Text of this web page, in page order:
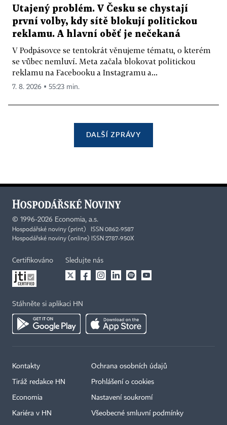
Utajený problém. V Česku se chystají
první volby, kdy sítě blokují politickou
reklamu. A hlavní oběť je nečekaná
V Podpásovce se tentokrát věnujeme tématu, o kterém
se vůbec nemluví. Meta začala blokovat politickou
reklamu na Facebooku a Instagramu a...
7. 8. 2026 ▪ 55:23 min.
DALŠÍ ZPRÁVY
© 1996-2026 Economia, a.s.
Hospodářské noviny (print) ISSN 0862-9587
Hospodářské noviny (online) ISSN 2787-950X
Certifikováno Sledujte nás
Stáhněte si aplikaci HN
Kontakty
Tiráž redakce HN
Economia
Kariéra v HN
Ochrana osobních údajů
Prohlášení o cookies
Nastavení soukromí
Všeobecné smluvní podmínky